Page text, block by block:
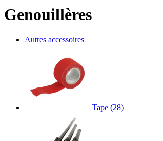
Genouillères
Autres accessoires
Tape (28)